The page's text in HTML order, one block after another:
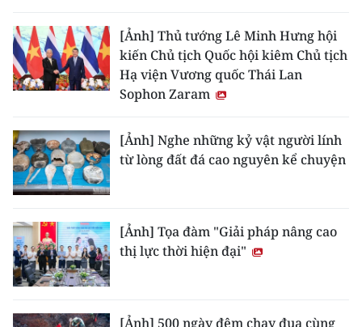
[Ảnh] Thủ tướng Lê Minh Hưng hội
kiến Chủ tịch Quốc hội kiêm Chủ tịch
Hạ viện Vương quốc Thái Lan
Sophon Zaram
[Ảnh] Nghe những kỷ vật người lính
từ lòng đất đá cao nguyên kể chuyện
[Ảnh] Tọa đàm "Giải pháp nâng cao
thị lực thời hiện đại"
[Ảnh] 500 ngày đêm chạy đua cùng